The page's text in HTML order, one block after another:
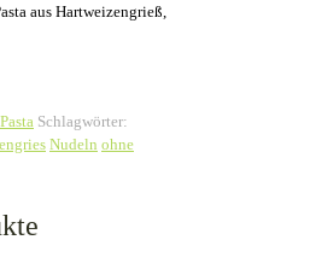
aus Hartweizengrieß,
Schlagwörter:
Nudeln ohne